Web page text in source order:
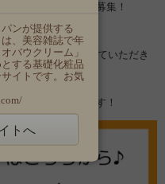
てくださる方を大募集！
tok）にて紹介させていただき
ーン」
も実施中です！
いね。
ンが提供する
は、美容雑誌で年
バウクリーム」
する基礎化粧品
イトです。お気
トへ